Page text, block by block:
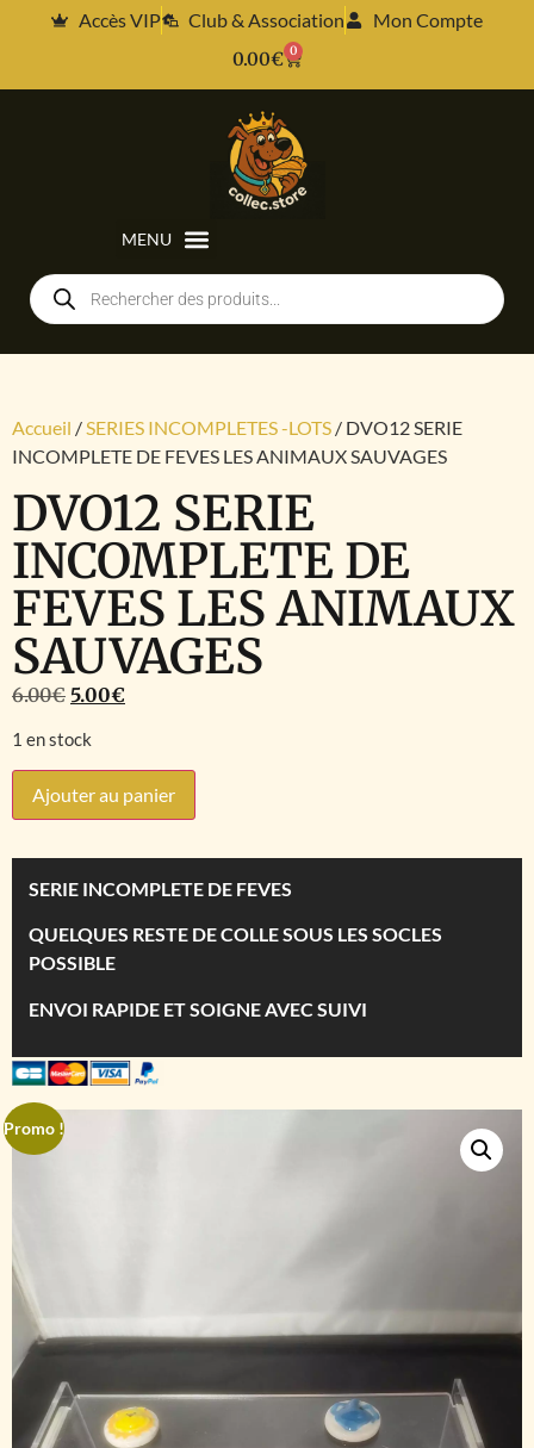
Accès VIP Club & Association
Mon Compte
0.00€ 0
Accueil /SERIES INCOMPLETES -LOTS / DVO12 SERIE
INCOMPLETE DE FEVES LES ANIMAUX SAUVAGES
DVO12 SERIE
INCOMPLETE DE
FEVES LES ANIMAUX
SAUVAGES
6.00€ 5.00€
1 en stock
Ajouter au panier
SERIE INCOMPLETE DE FEVES
QUELQUES RESTE DE COLLE SOUS LES SOCLES
POSSIBLE
ENVOI RAPIDE ET SOIGNE AVEC SUIVI
Promo !